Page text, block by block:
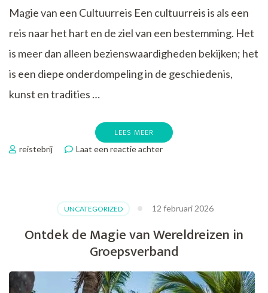
Magie van een Cultuurreis Een cultuurreis is als een
reis naar het hart en de ziel van een bestemming. Het
is meer dan alleen bezienswaardigheden bekijken; het
is een diepe onderdompeling in de geschiedenis,
kunst en tradities …
LEES MEER
reistebrij Laat een reactie achterop
Inspirerende
UNCATEGORIZED 12 februari 2026
Ontdek de Magie van Wereldreizen in
Groepsverband